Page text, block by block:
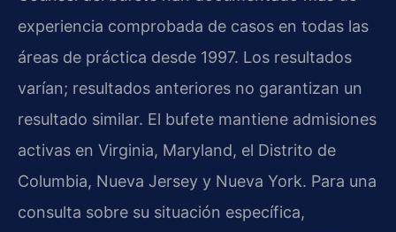
experiencia comprobada de casos en todas las
áreas de práctica desde 1997. Los resultados
varían; resultados anteriores no garantizan un
resultado similar. El bufete mantiene admisiones
activas en Virginia, Maryland, el Distrito de
Columbia, Nueva Jersey y Nueva York. Para una
consulta sobre su situación específica,